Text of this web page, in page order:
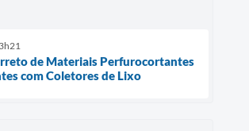
de Materiais Perfurocortantes
com Coletores de Lixo